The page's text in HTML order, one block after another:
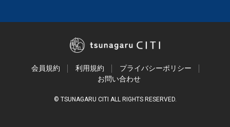
会員規約 利用規約
プライバシーポリシー
お問い合わせ
© TSUNAGARU CITI ALL RIGHTS RESERVED.